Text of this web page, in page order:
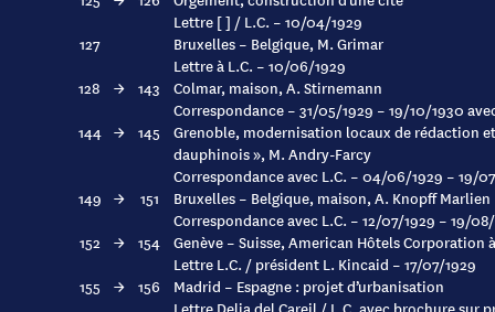
Lettre [ ] / L.C. – 10/04/1929
127
Bruxelles – Belgique, M. Grimar
Lettre à L.C. – 10/06/1929
128
→ 143
Colmar, maison, A. Stirnemann
Correspondance – 31/05/1929 – 19/10/1930
144 → 145
Grenoble, modernisation locaux de rédaction
dauphinois », M. Andry-Farcy
Correspondance avec L.C. – 04/06/1929 – 19/
149 → 151
Bruxelles – Belgique, maison, A. Knopff Marlien
Correspondance avec L.C. – 12/07/1929 – 19/
152
→ 154 Genève – Suisse, American Hôtels Corporation
Lettre L.C. / président L. Kincaid – 17/07/1929
155
→ 156
Madrid – Espagne : projet d’urbanisation
Lettre Delia del Careil / L.C. avec brochure sur